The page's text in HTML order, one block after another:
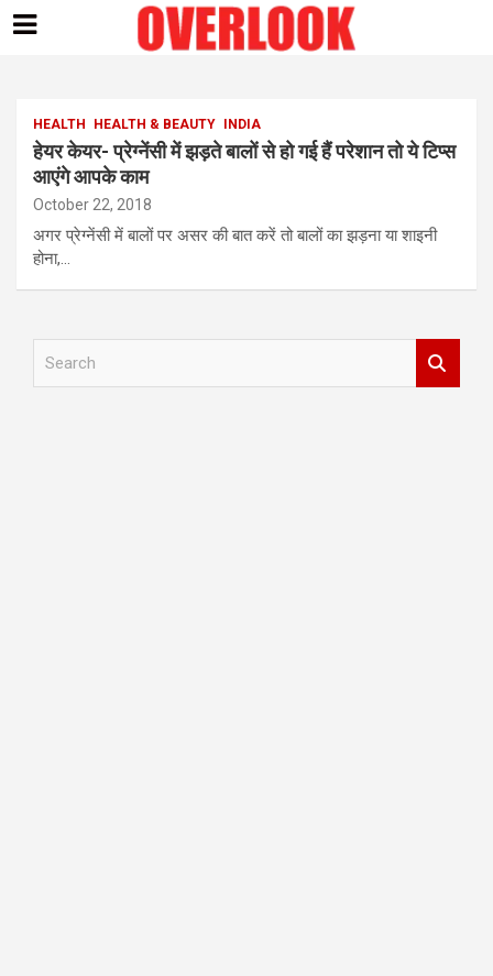
HEALTH HEALTH & BEAUTY INDIA
हेयर केयर- प्रेग्नेंसी में झड़ते बालों से हो गई हैं परेशान तो ये टिप्स
आएंगे आपके काम
October 22, 2018
अगर प्रेग्नेंसी में बालों पर असर की बात करें तो बालों का झड़ना या शाइनी
होना,…